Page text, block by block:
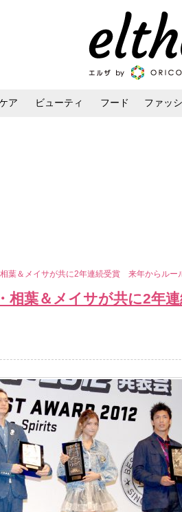
ア ビューティ フード ファッ
葉＆メイサが共に2年連続受賞 来年からルー
相葉＆メイサが共に2年